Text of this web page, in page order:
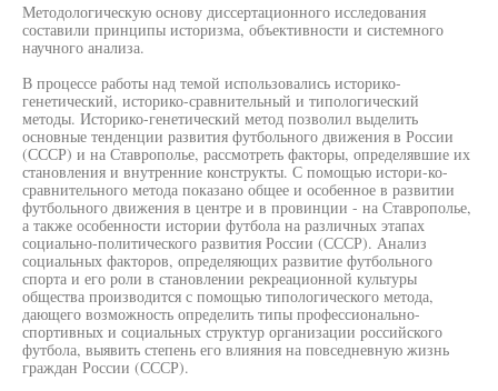
Методологическую основу диссертационного исследования
составили принципы историзма, объективности и системного
научного анализа.
В процессе работы над темой использовались историко-
генетический, историко-сравнительный и типологический
методы. Историко-генетический метод позволил выделить
основные тенденции развития футбольного движения в России
(СССР) и на Ставрополье, рассмотреть факторы, определявшие их
становления и внутренние конструкты. С помощью истори-ко-
сравнительного метода показано общее и особенное в развитии
футбольного движения в центре и в провинции - на Ставрополье,
а также особенности истории футбола на различных этапах
социально-политического развития России (СССР). Анализ
социальных факторов, определяющих развитие футбольного
спорта и его роли в становлении рекреационной культуры
общества производится с помощью типологического метода,
дающего возможность определить типы профессионально-
спортивных и социальных структур организации российского
футбола, выявить степень его влияния на повседневную жизнь
граждан России (СССР).